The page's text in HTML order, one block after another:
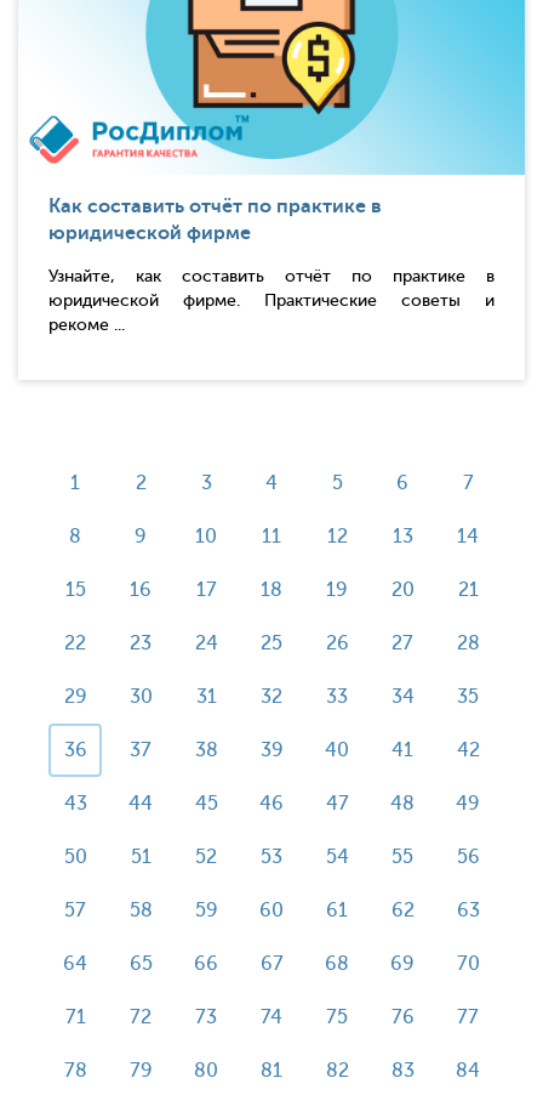
Как составить отчёт по практике в
юридической фирме
Узнайте, как составить отчёт по практике в
юридической фирме. Практические советы и
рекоме ...
1 2 3 4 5 6 7
8 9 10 11 12 13 14
15 16 17 18 19 20 21
22 23 24 25 26 27 28
29 30 31 32 33 34 35
36 37 38 39 40 41 42
43 44 45 46 47 48 49
50 51 52 53 54 55 56
57 58 59 60 61 62 63
64 65 66 67 68 69 70
71 72 73 74 75 76 77
78 79 80 81 82 83 84